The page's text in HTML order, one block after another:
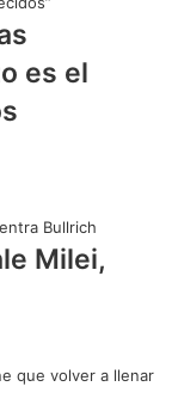
es el
Milei,